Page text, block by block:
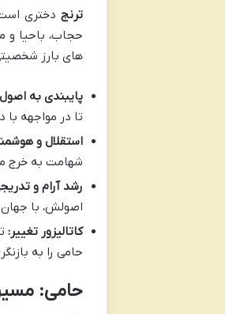
ترنج دختری
حجاب، باحیا و
های بارز
پایبندی به
تا در مواجهه
استقلال و
شهامت به خرج
رشد آرام و
اصولش، با جهان
کاتالیزور تغییر:
حامی را به
حامی: